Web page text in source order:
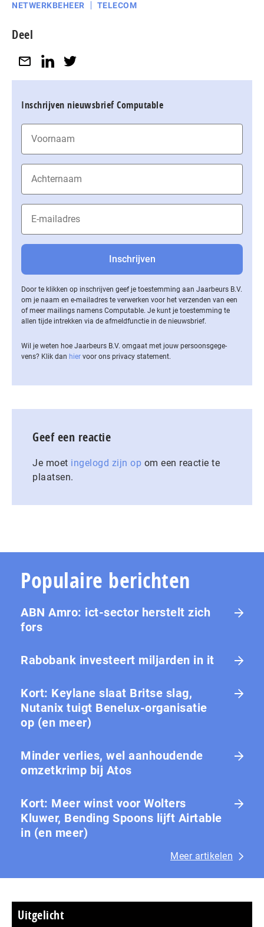
NETWERKBEHEER TELECOM
Deel
Inschrijven nieuwsbrief Computable
Door te klikken op inschrijven geef je toestemming aan Jaarbeurs B.V.
om je naam en e-mailadres te verwerken voor het verzenden van een
of meer mailings namens Computable. Je kunt je toestemming te
allen tijde intrekken via de af­meld­func­tie in de nieuwsbrief.
Wil je weten hoe Jaarbeurs B.V. omgaat met jouw per­soons­ge­ge­
vens? Klik dan hier voor ons privacy statement.
Geef een reactie
Je moet ingelogd zijn op om een reactie te
plaatsen.
Populaire berichten
ABN Amro: ict-sector herstelt zich
fors
Rabobank investeert miljarden in it
Kort: Keylane slaat Britse slag,
Nutanix tuigt Benelux-organisatie
op (en meer)
Minder verlies, wel aanhoudende
omzetkrimp bij Atos
Kort: Meer winst voor Wolters
Kluwer, Bending Spoons lijft Airtable
in (en meer)
Meer artikelen
Uitgelicht